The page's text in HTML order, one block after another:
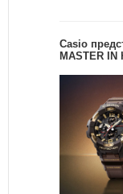
Casio
MASTER IN